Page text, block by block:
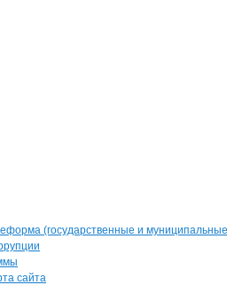
(государственные и муниципальные
сайта